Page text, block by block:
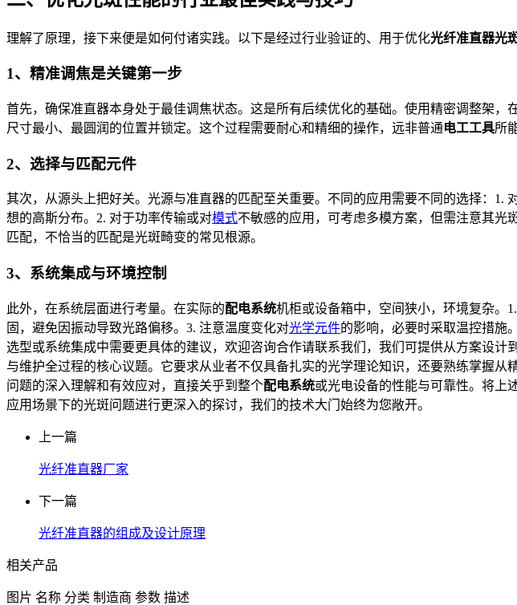
理解了原理，接下来便是如何付诸实践。以下是经过行业验证的、用于优化光纤准直器光
1、精准调焦是关键第一步
首先，确保准直器本身处于最佳调焦状态。这是所有后续优化的基础。使用精密调整架，
尺寸最小、最圆润的位置并锁定。这个过程需要耐心和精细的操作，远非普通电工工具所
2、选择与匹配元件
其次，从源头上把好关。光源与准直器的匹配至关重要。不同的应用需要不同的选择：1.
想的高斯分布。2. 对于功率传输或对模式不敏感的应用，可考虑多模方案，但需注意其光
匹配，不恰当的匹配是光斑畸变的常见根源。
3、系统集成与环境控制
此外，在系统层面进行考量。在实际的配电系统机柜或设备箱中，空间狭小，环境复杂。
固，避免因振动导致光路偏移。3. 注意温度变化对光学元件的影响，必要时采取温控措施
选型或系统集成中需要更具体的建议，欢迎咨询合作请联系我们，我们可提供从方案设计
与维护全过程的核心议题。它要求从业者不仅具备扎实的光学理论知识，还要熟练掌握
问题的深入理解和有效应对，直接关乎到整个配电系统或光电设备的性能与可靠性。将上
应用场景下的光斑问题进行更深入的探讨，我们的技术大门始终为您敞开。
上一篇
光纤准直器厂家
下一篇
光纤准直器的组成及设计原理
相关产品
图片 名称 分类 制造商 参数 描述